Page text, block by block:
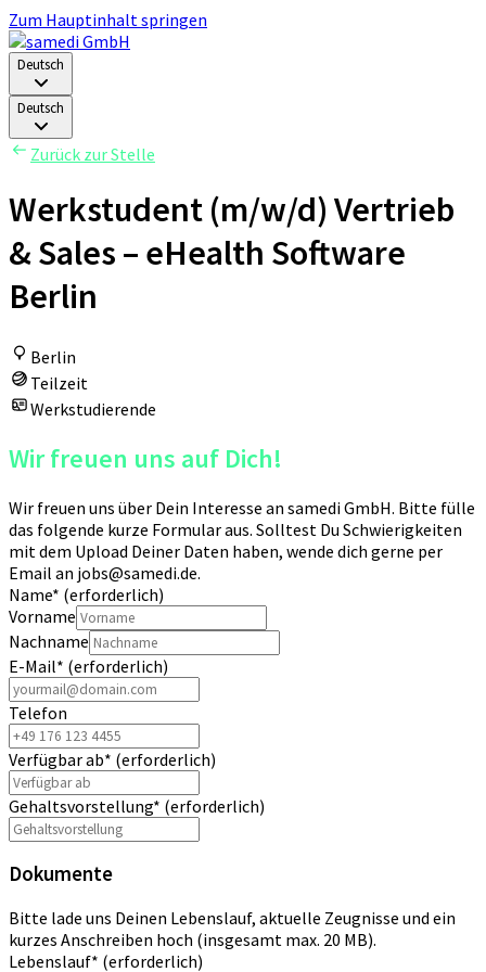
Zum Hauptinhalt springen
Deutsch
Deutsch
Zurück zur Stelle
Werkstudent (m/w/d) Vertrieb
& Sales – eHealth Software
Berlin
Berlin
Teilzeit
Werkstudierende
Wir freuen uns auf Dich!
Wir freuen uns über Dein Interesse an samedi GmbH. Bitte fülle
das folgende kurze Formular aus. Solltest Du Schwierigkeiten
mit dem Upload Deiner Daten haben, wende dich gerne per
Email an jobs@samedi.de.
Name* (erforderlich)
Vorname
Nachname
E-Mail* (erforderlich)
Telefon
Verfügbar ab* (erforderlich)
Gehaltsvorstellung* (erforderlich)
Dokumente
Bitte lade uns Deinen Lebenslauf, aktuelle Zeugnisse und ein
kurzes Anschreiben hoch (insgesamt max. 20 MB).
Lebenslauf* (erforderlich)